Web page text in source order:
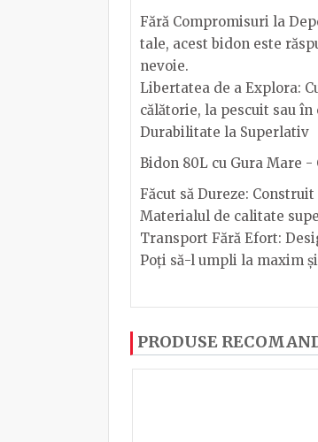
Fără Compromisuri la
tale, acest bidon este
nevoie.
Libertatea de a Explora:
călătorie, la pescuit sau
Durabilitate la Superlativ
Bidon 80L cu Gura Mare
Făcut să Dureze:
Materialul de calitate
Transport Fără Efort:
Poți să-l umpli la maxim
Capac fi 22cm cu filet
Pentru a putea să scrieți
PRODUSE